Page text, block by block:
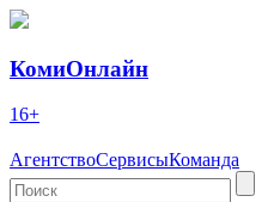
КомиОнлайн
16+
АгентствоСервисыКоманда